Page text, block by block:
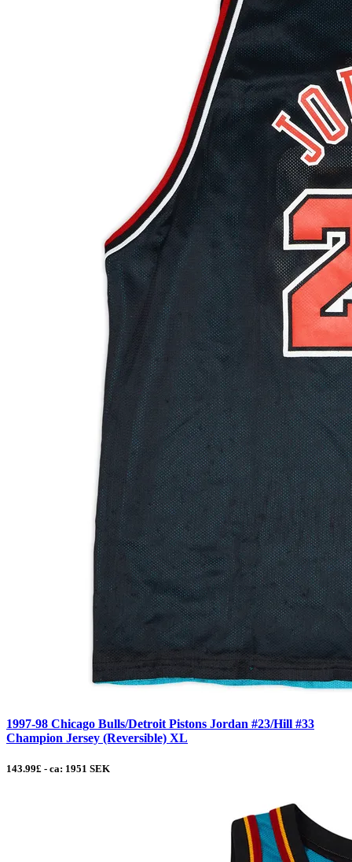
1997-98 Chicago Bulls/Detroit Pistons Jordan #23/Hill #33
Champion Jersey (Reversible) XL
143.99£ - ca: 1951 SEK